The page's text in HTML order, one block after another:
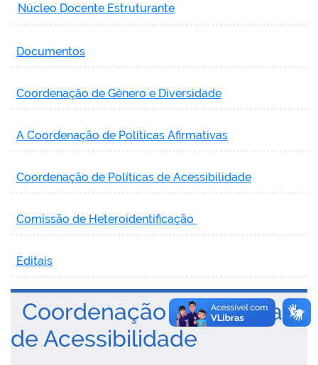
Núcleo Docente Estruturante
Documentos
Coordenação de Gênero e Diversidade
A Coordenação de Políticas Afirmativas
Coordenação de Políticas de Acessibilidade
Comissão de Heteroidentificação
Editais
Coordenação de Políticas
de Acessibilidade